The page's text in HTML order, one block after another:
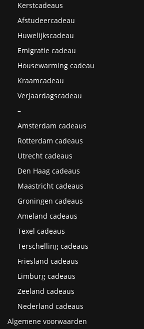
Kerstcadeaus
Afstudeercadeau
Huwelijkscadeau
Emigratie cadeau
Housewarming cadeau
Kraamcadeau
Verjaardagscadeau
–
Amsterdam cadeaus
Rotterdam cadeaus
Utrecht cadeaus
Den Haag cadeaus
Maastricht cadeaus
Groningen cadeaus
Ameland cadeaus
Texel cadeaus
Terschelling cadeaus
Friesland cadeaus
Limburg cadeaus
Zeeland cadeaus
Nederland cadeaus
Algemene voorwaarden